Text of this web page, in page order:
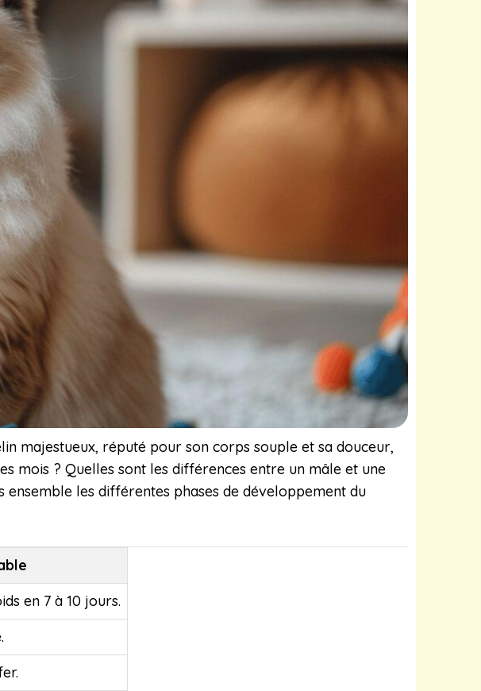
majestueux, réputé pour son corps souple et sa douceur,
mois ? Quelles sont les différences entre un mâle et une
les différentes phases de développement du
en 7 à 10 jours.